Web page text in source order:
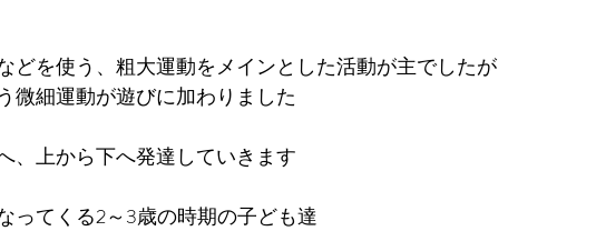
どを使う、粗大運動をメインとした活動が主でしたが
微細運動が遊びに加わりました
、上から下へ発達していきます
ってくる2～3歳の時期の子ども達